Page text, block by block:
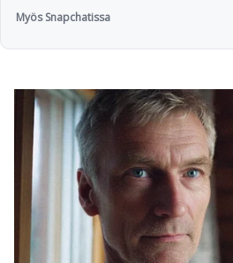
Myös Snapchatissa